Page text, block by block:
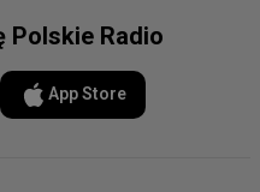
Polskie Radio
App Store